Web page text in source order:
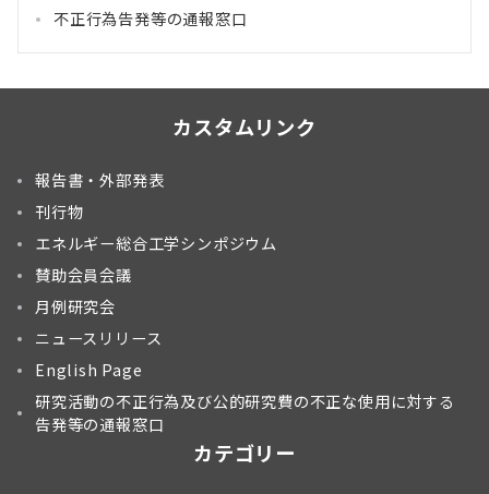
不正行為告発等の通報窓口
カスタムリンク
報告書・外部発表
刊行物
エネルギー総合工学シンポジウム
賛助会員会議
月例研究会
ニュースリリース
English Page
研究活動の不正行為及び公的研究費の不正な使用に対する
告発等の通報窓口
カテゴリー